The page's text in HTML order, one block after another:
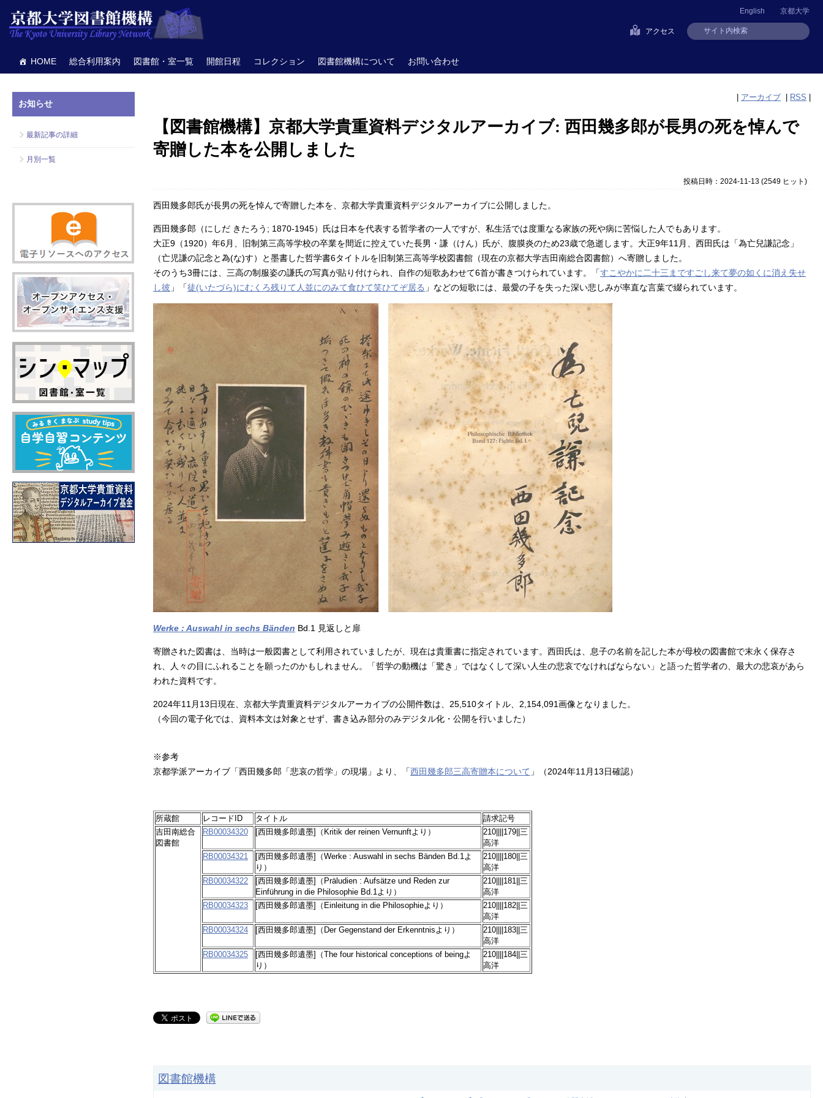
京都大学
English
アクセス
HOME 総合利用案内 図書館・室一覧 開館日程 コレクション 図書館機構について お問い合わせ
| アーカイブ | RSS |
【図書館機構】京都大学貴重資料デジタルアーカイブ: 西田幾多郎が長男の死を悼んで
寄贈した本を公開しました
投稿日時：2024-11-13(2549 ヒット )
西田幾多郎氏が長男の死を悼んで寄贈した本を、京都大学貴重資料デジタルアーカイブに公開しました。
西田幾多郎（にしだ きたろう; 1870-1945）氏は日本を代表する哲学者の一人ですが、私生活では度重なる家族の死や病に苦悩した人でもあります。
大正9（1920）年6月、旧制第三高等学校の卒業を間近に控えていた長男・謙（けん）氏が、腹膜炎のため23歳で急逝します。大正9年11月、西田氏は「為亡兒謙記念」
（亡児謙の記念と為(な)す）と墨書した哲学書6タイトルを旧制第三高等学校図書館（現在の京都大学吉田南総合図書館）へ寄贈しました。
そのうち3冊には、三高の制服姿の謙氏の写真が貼り付けられ、自作の短歌あわせて6首が書きつけられています。「すこやかに二十三まですごし来て夢の如くに消え失せ
し彼 」「徒(いたづら)にむくろ残りて人並にのみて食ひて笑ひてぞ居る 」などの短歌には、最愛の子を失った深い悲しみが率直な言葉で綴られています。
Werke : Auswahl in sechs Bänden Bd.1 見返しと扉
寄贈された図書は、当時は一般図書として利用されていましたが、現在は貴重書に指定されています。西田氏は、息子の名前を記した本が母校の図書館で末永く保存さ
れ、人々の目にふれることを願ったのかもしれません。「哲学の動機は「驚き」ではなくして深い人生の悲哀でなければならない」と語った哲学者の、最大の悲哀があら
われた資料です。
2024年11月13日現在、京都大学貴重資料デジタルアーカイブの公開件数は、25,510タイトル、2,154,091画像となりました。
（今回の電子化では、資料本文は対象とせず、書き込み部分のみデジタル化・公開を行いました）
※参考
京都学派アーカイブ「西田幾多郎「悲哀の哲学」の現場」より、「西田幾多郎三高寄贈本について 」（2024年11月13日確認）
所蔵館 レコードID タイトル
請求記号
吉田南総合
図書館
RB00034320 [西田幾多郎遺墨]（Kritik der reinen Vernunftより）
210||||179||三
高洋
RB00034321
[西田幾多郎遺墨]（Werke : Auswahl in sechs Bänden Bd.1よ
り）
210||||180||三
高洋
RB00034322
[西田幾多郎遺墨]（Präludien : Aufsätze und Reden zur
Einführung in die Philosophie Bd.1より）
210||||181||三
高洋
RB00034323
[西田幾多郎遺墨]（Einleitung in die Philosophieより）
210||||182||三
高洋
RB00034324
[西田幾多郎遺墨]（Der Gegenstand der Erkenntnisより）
210||||183||三
高洋
RB00034325
[西田幾多郎遺墨]（The four historical conceptions of beingよ
り）
210||||184||三
高洋
図書館機構
お知らせ
最新記事の詳細
月別一覧